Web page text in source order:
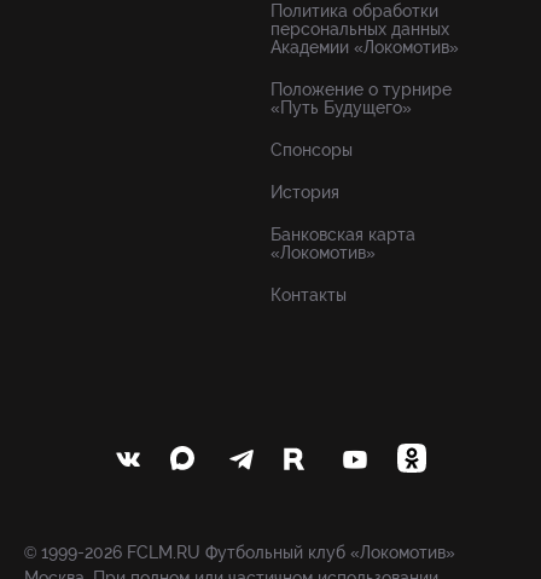
Политика обработки
персональных данных
Академии «Локомотив»
Положение о турнире
«Путь Будущего»
Спонсоры
История
Банковская карта
«Локомотив»
Контакты
© 1999-2026 FCLM.RU Футбольный клуб «Локомотив»